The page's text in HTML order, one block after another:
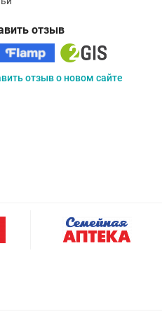
отзыв
отзыв о новом сайте